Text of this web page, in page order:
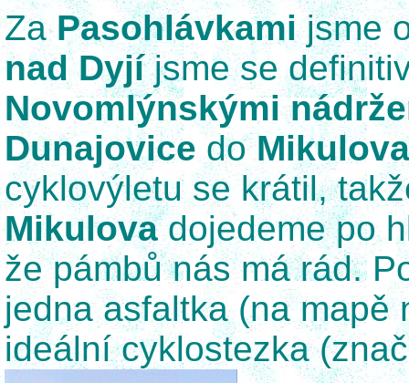
ZaPasohlávkamijsme
nad Dyjíjsme se
Novomlýnskými
Dunajovice doMikulova
cyklovýletu se krátil,
Mikulovadojedeme po
že pámbů nás má rád.
jedna asfaltka (na mapě
ideální cyklostezka